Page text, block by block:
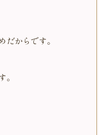
だからです。
。